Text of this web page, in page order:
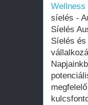
Wellness
síelés -
Síelés
Síelés